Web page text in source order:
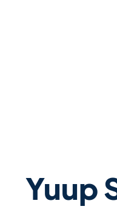
Yuup